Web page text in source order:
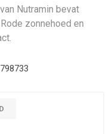
Nutramin bevat
zonnehoed en